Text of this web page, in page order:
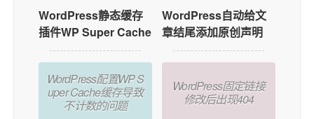
WordPress静态缓存
插件WP Super Cache
WordPress配置WP S
uper Cache缓存导致
不计数的问题
WordPress自动给文
章结尾添加原创声明
WordPress固定链接
修改后出现404